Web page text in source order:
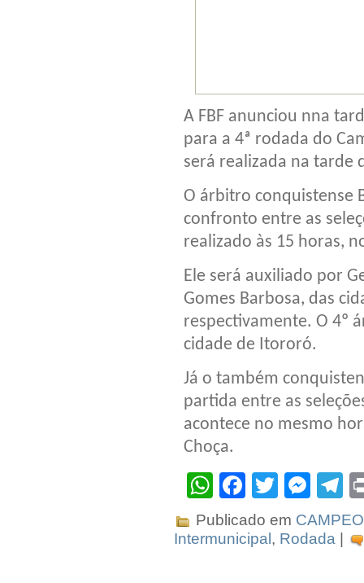
A FBF anunciou nna
para a 4ª rodada do
será realizada na tarde
O árbitro conquistense
confronto entre as
realizado às 15 horas,
Ele será auxiliado por
Gomes Barbosa, das
respectivamente. O 4º
cidade de Itororó.
Já o também
partida entre as
acontece no mesmo
Choça.
WhatsApp
Facebook
Twitter
Publicado em
Intermunicipal , Rodada